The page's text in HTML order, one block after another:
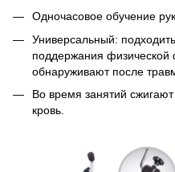
Одночасовое обучение
Универсальный:
поддержания
обнаруживают после
Во время занятий
кровь.